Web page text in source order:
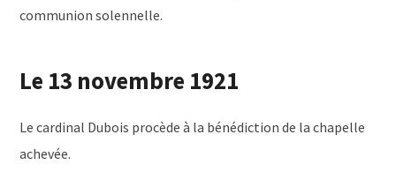
communion solennelle.
Le 13 novembre 1921
Le cardinal Dubois procède à la bénédiction de la chapelle
achevée.